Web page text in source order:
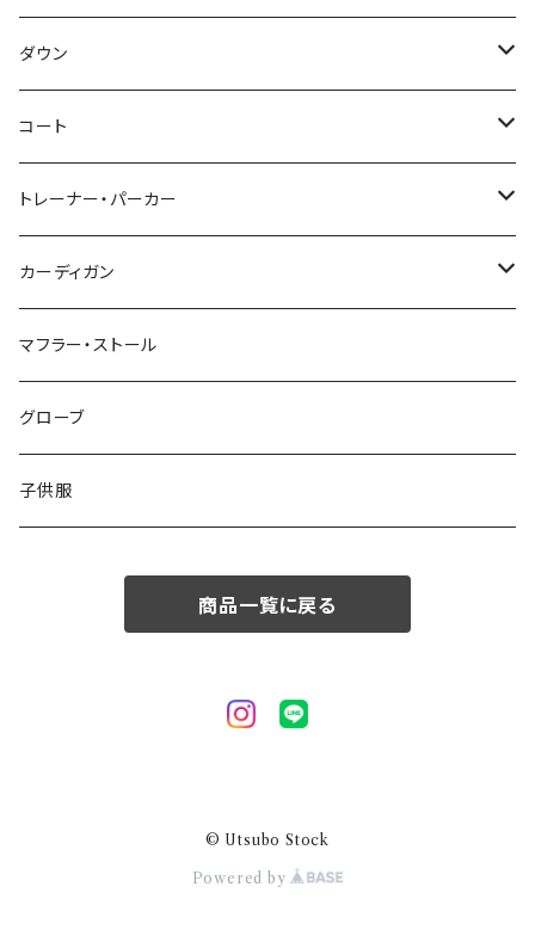
～44/S
46/M
48/L
50/XL～
ダウン
～44/S
46/M
48/L
50/XL～
コート
～44/S
46/M
48/L
50/XL～
トレーナー・パーカー
～44/S
46/M
48/L
50/XL～
カーディガン
～44/S
46/M
48/L
マフラー・ストール
グローブ
子供服
商品一覧に戻る
© Utsubo Stock
Powered by